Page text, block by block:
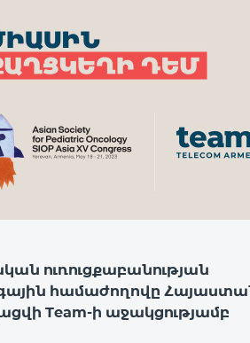
ուռուցքաբանության
համաժողովը
Team-ի աջակցությամբ